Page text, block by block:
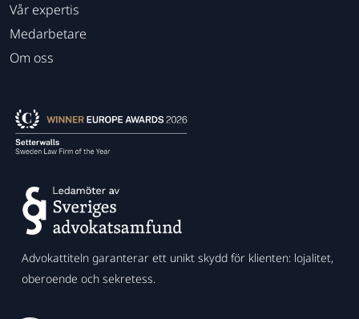
Vår expertis
Medarbetare
Om oss
Advokattiteln garanterar ett unikt skydd för klienten: lojalitet,
oberoende och sekretess.